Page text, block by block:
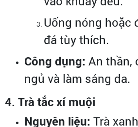
Uống nóng hoặc
đá tùy thích.
Công dụng: An thần,
ngủ và làm sáng da.
4. Trà tắc xí muội
Nguyên liệu: Trà